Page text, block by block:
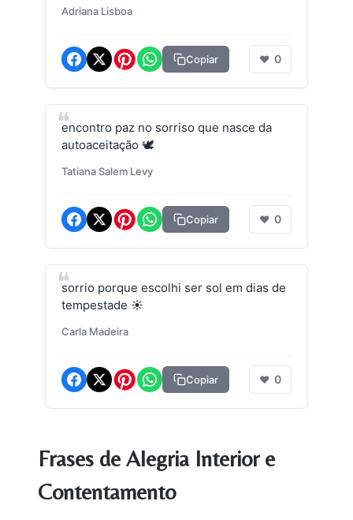
Adriana Lisboa
Copiar ❤ 0
encontro paz no sorriso que nasce da
autoaceitação 🕊️
Tatiana Salem Levy
Copiar ❤ 0
sorrio porque escolhi ser sol em dias de
tempestade ☀️
Carla Madeira
Copiar ❤ 0
Frases de Alegria Interior e
Contentamento